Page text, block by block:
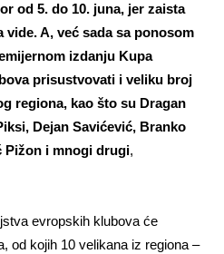
od 5. do 10. juna, jer zaista
vide. A, već sada sa ponosom
izdanju Kupa
prisustvovati i veliku broj
regiona, kao što su Dragan
Dejan Savićević, Branko
Pižon i mnogi drugi,
evropskih klubova će
od kojih 10 velikana iz regiona –